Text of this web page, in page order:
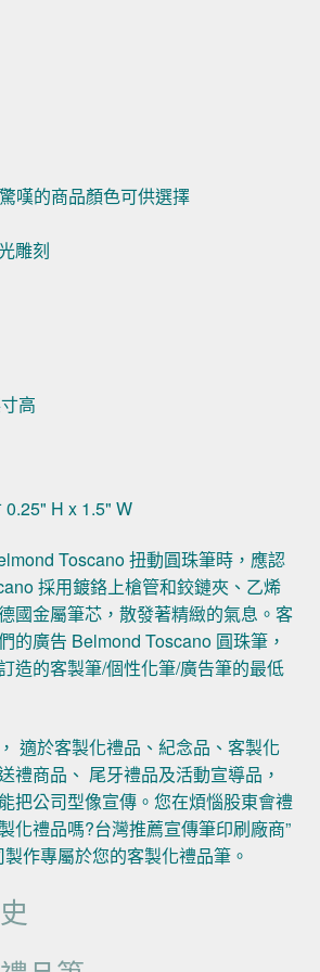
嘆的商品顏色可供選擇
雕刻
高
H x 1.5" W
Toscano 扭動圓珠筆時，應認
採用鍍鉻上槍管和鉸鏈夾、乙烯
國金屬筆芯，散發著精緻的氣息。客
的廣告 Belmond Toscano 圓珠筆，
造的客製筆/個性化筆/廣告筆的最低
適於客製化禮品、紀念品、客製化
禮商品、 尾牙禮品及活動宣導品，
把公司型像宣傳。您在煩惱股東會禮
化禮品嗎?台灣推薦宣傳筆印刷廠商”
作專屬於您的客製化禮品筆。